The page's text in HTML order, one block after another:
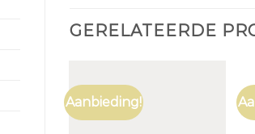
GERELATEERDE
Aanbieding!